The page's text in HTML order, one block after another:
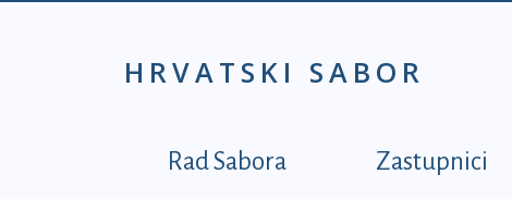
HRVATSKI SABOR
Podnožje prvi izbornik
Rad Sabora Zastupnici